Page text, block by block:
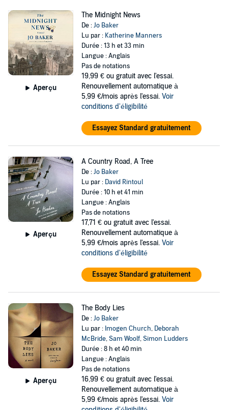
Aperçu
The Midnight News
De :Jo Baker
Lu par : Katherine Manners
Durée : 13 h et 33 min
Langue : Anglais
Pas de notations
19,99 € ou gratuit avec l'essai.
Renouvellement automatique à
5,99 €/mois après l'essai. Voir
conditions d'éligibilité
Essayez Standard gratuitement
Aperçu
A Country Road, A Tree
De :Jo Baker
Lu par : David Rintoul
Durée : 10 h et 41 min
Langue : Anglais
Pas de notations
17,71 € ou gratuit avec l'essai.
Renouvellement automatique à
5,99 €/mois après l'essai. Voir
conditions d'éligibilité
Essayez Standard gratuitement
Aperçu
The Body Lies
De :Jo Baker
Lu par : Imogen Church, Deborah
McBride,Sam Woolf,Simon Ludders
Durée : 8 h et 40 min
Langue : Anglais
Pas de notations
16,99 € ou gratuit avec l'essai.
Renouvellement automatique à
5,99 €/mois après l'essai. Voir